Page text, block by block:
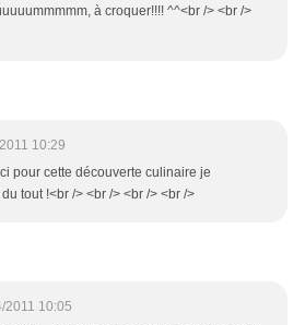
à croquer!!!! ^^<br /> <br />
10:29
pour cette découverte culinaire je
tout !<br /> <br /> <br /> <br />
2011 10:05